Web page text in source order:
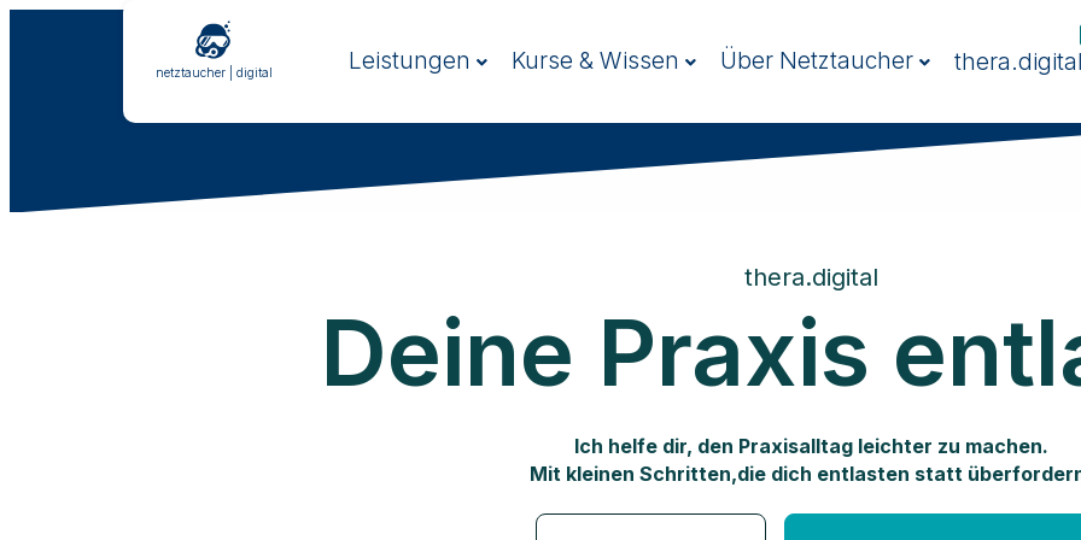
netztaucher | digital Leistungen Kurse & Wissen Über Netztaucher thera.digital
thera.digital
Deine Praxis
Ich helfe dir, den Praxisalltag leichter zu machen.
Mit kleinen Schritten,die dich entlasten statt